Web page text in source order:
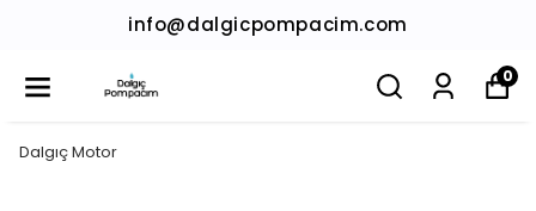
info@dalgicpompacim.com
0
Dalgıç Motor